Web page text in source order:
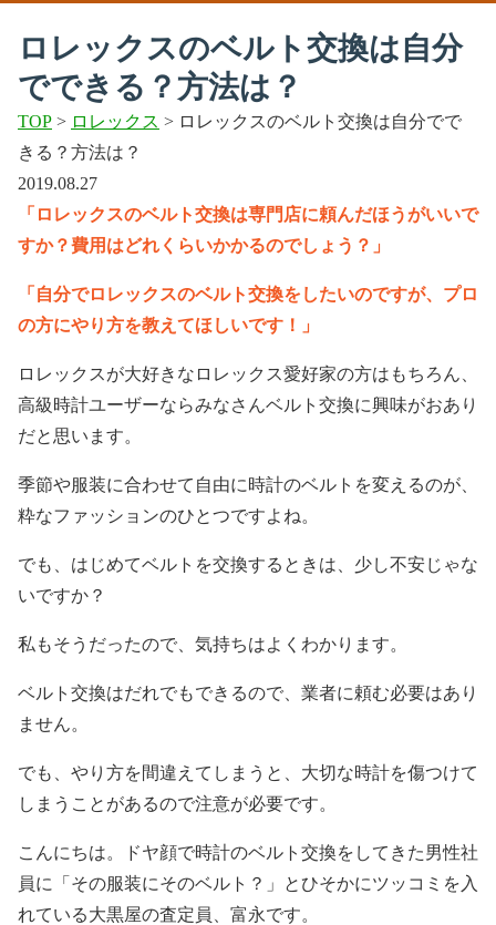
ロレックスのベルト交換は自分
でできる？方法は？
TOP > ロレックス > ロレックスのベルト交換は自分でで
きる？方法は？
2019.08.27
「ロレックスのベルト交換は専門店に頼んだほうがいいで
すか？費用はどれくらいかかるのでしょう？」
「自分でロレックスのベルト交換をしたいのですが、プロ
の方にやり方を教えてほしいです！」
ロレックスが大好きなロレックス愛好家の方はもちろん、
高級時計ユーザーならみなさんベルト交換に興味がおあり
だと思います。
季節や服装に合わせて自由に時計のベルトを変えるのが、
粋なファッションのひとつですよね。
でも、はじめてベルトを交換するときは、少し不安じゃな
いですか？
私もそうだったので、気持ちはよくわかります。
ベルト交換はだれでもできるので、業者に頼む必要はあり
ません。
でも、やり方を間違えてしまうと、大切な時計を傷つけて
しまうことがあるので注意が必要です。
こんにちは。
ドヤ顔で時計のベルト交換をしてきた男性社
員に「その服装にそのベルト？」とひそかにツッコミを入
れている大黒屋の査定員、富永です。